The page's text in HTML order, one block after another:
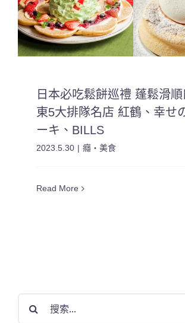
日本必吃鬆餅巡禮 蓬鬆滑順
東5大排隊名店 紅鶴、幸せ
ーキ、BILLS
2023.5.30 | 癮・美食
Read More